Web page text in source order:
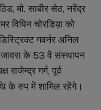
मो. साबीर सेठ, नरेंद्र
विपिन चोरडिय़ा को
गवर्नर अनिल
के 53 वें संस्थापन
राजेन्द्र गर्ग, पूर्व
के रुप में शामिल रहेंगे।